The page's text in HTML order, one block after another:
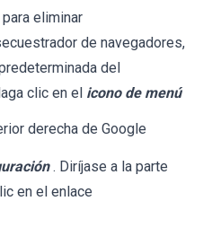
eliminar
de navegadores,
del
clic en el icono de menú
derecha de Google
. Diríjase a la parte
en el enlace